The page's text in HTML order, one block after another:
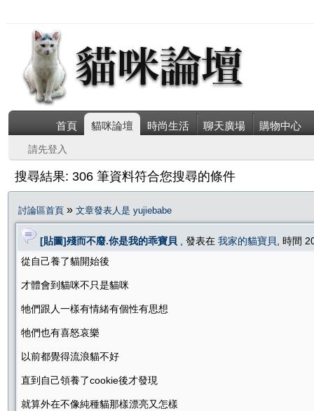
首頁 貓咪論壇 時尚生活 聊天廣場 購物中心
請先登入
搜尋結果: 306 筆資料符合您搜尋的條件
討論區首頁 » 文章發表人是 yujiebabe
[貼圖]殘而不廢.你是我的乖寶貝 , 發表在 我家的貓寶貝
, 時間
從自己養了貓開始後
才體會到貓咪不只是貓咪
牠們跟人一樣有情緒有個性有思想
牠們也有喜怒哀樂
以前都覺得流浪貓不好
直到自己領養了cookie後才發現
就算外在不像純種貓那樣漂亮又怎樣